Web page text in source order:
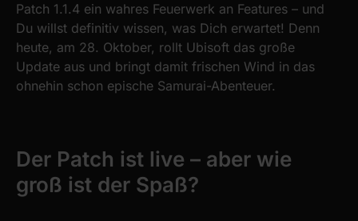
Patch 1.1.4 ein wahres Feuerwerk an Features – und
Du willst definitiv wissen, was Dich erwartet! Denn
heute, am 28. Oktober, rollt Ubisoft das große
Update aus und bringt damit frischen Wind in das
ohnehin schon epische Samurai-Abenteuer.
Der Patch ist live – aber wie
groß ist der Spaß?